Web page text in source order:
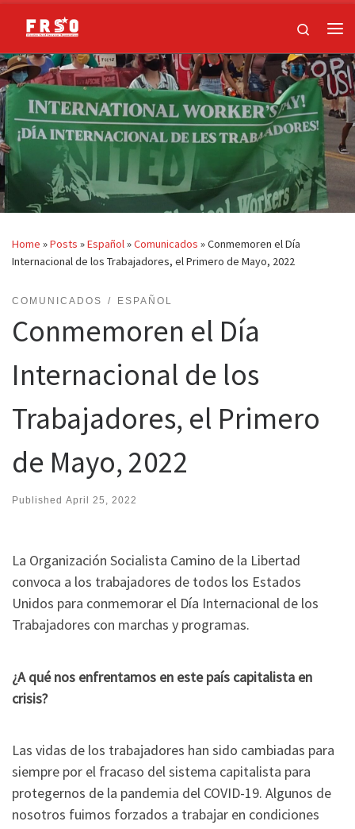
Skip to content
Search
Home »Posts »Español»Comunicados »Conmemoren el Día
Internacional de los Trabajadores, el Primero de Mayo, 2022
COMUNICADOS ESPAÑOL
Conmemoren el Día
Internacional de los
Trabajadores, el Primero
de Mayo, 2022
Published April 25, 2022
La Organización Socialista Camino de la Libertad
convoca a los trabajadores de todos los Estados
Unidos para conmemorar el Día Internacional de los
Trabajadores con marchas y programas.
¿A qué nos enfrentamos en este país capitalista en
crisis?
Las vidas de los trabajadores han sido cambiadas para
siempre por el fracaso del sistema capitalista para
protegernos de la pandemia del COVID-19. Algunos de
nosotros fuimos forzados a trabajar en condiciones